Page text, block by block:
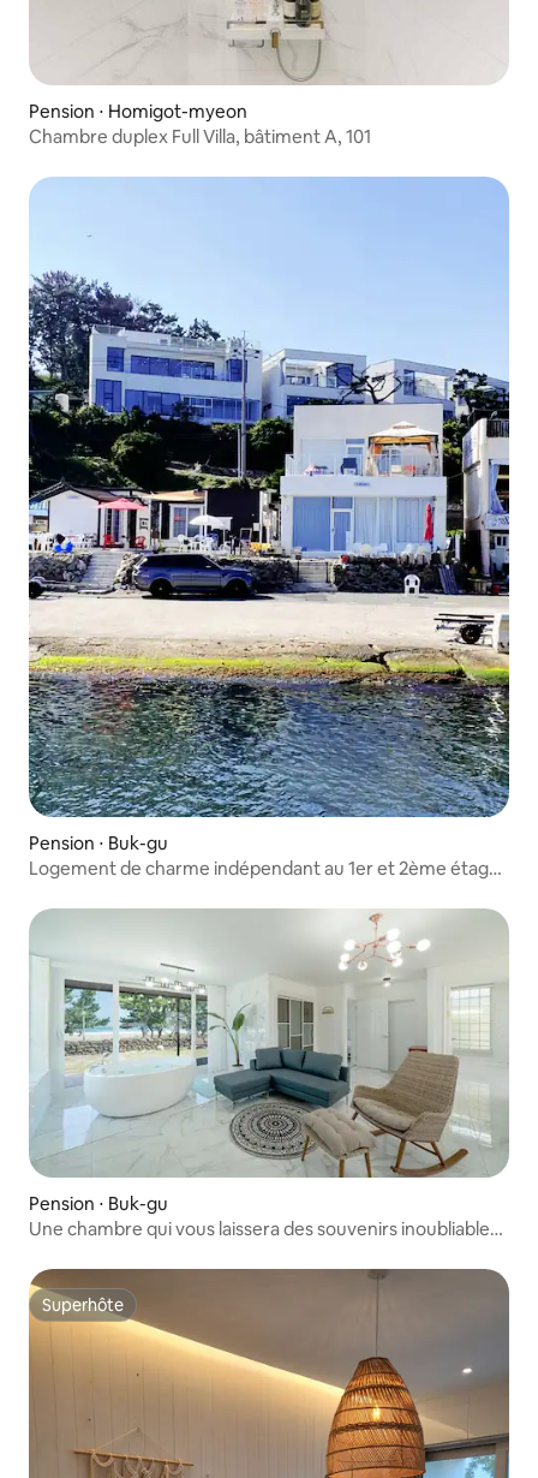
Pension ⋅ Homigot-myeon
Chambre duplex Full Villa, bâtiment A, 101
Pension ⋅ Buk-gu
Logement de charme indépendant au 1er et 2ème étage
été filmé le film 'Chachacha' de Yoon Seok-ho)
Pension ⋅ Buk-gu
Une chambre qui vous laissera des souvenirs inoubliables,
Superhôte
Superhôte